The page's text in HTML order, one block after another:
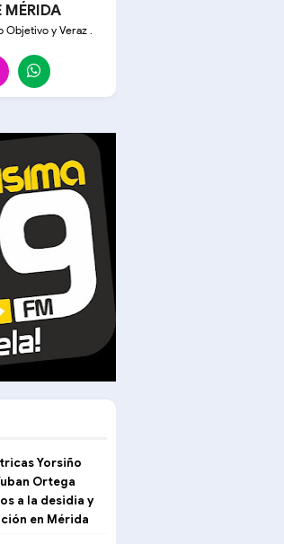
MÉRIDA
Objetivo y Veraz .
Yorsiño
Ortega
a la desidia y
en Mérida